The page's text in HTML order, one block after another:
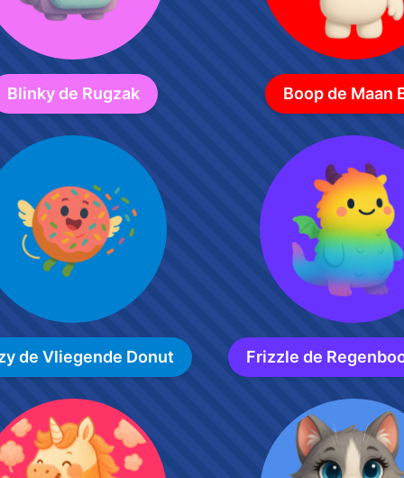
Blinky de Rugzak Boop de Maan
de Vliegende Donut Frizzle de